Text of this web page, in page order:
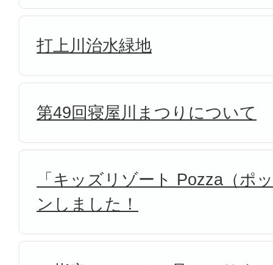
打上川治水緑地
第49回寝屋川まつりについて
「キッズリゾート Pozza（ポ
ンしました！